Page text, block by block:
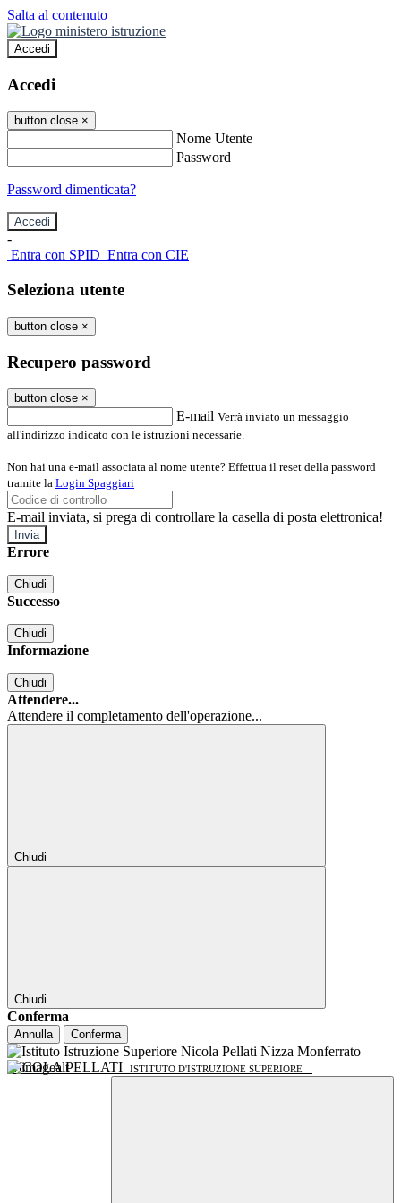
Salta al contenuto
Accedi
Accedi
button close ×
Nome Utente
Password
Password dimenticata?
-
Entra con SPID Entra con CIE
Seleziona utente
button close ×
Recupero password
button close ×
E-mail Verrà inviato un messaggio
all'indirizzo indicato con le istruzioni necessarie.
Non hai una e-mail associata al nome utente? Effettua il reset della password
tramite la Login Spaggiari
E-mail inviata, si prega di controllare la casella di posta elettronica!
Errore
Chiudi
Successo
Chiudi
Informazione
Chiudi
Attendere...
Attendere il completamento dell'operazione...
Chiudi
Chiudi
Conferma
Annulla Conferma
NICOLA PELLATI ISTITUTO D'ISTRUZIONE SUPERIORE